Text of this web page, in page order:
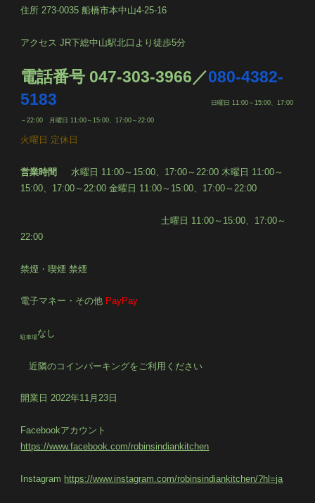
住所 273-0035船橋市本中山4-25-16
アクセスJR下総中山駅北口より徒歩5分
電話番号 047-303-3966／080-4382-
5183
日曜日11:00 ～15:00、17:00
～22:00 月曜日11:00 ～15:00、17:00 ～22:00
火曜日 定休日
営業時間 水曜日 11:00～ 15:00 17:00～ 22:00 木曜日 11:00～
15:00
17:00～ 22:00金曜日 11:00～ 15:00 17:00～ 22:00
土曜日 11:00～ 15:00 17:00～
22:00
禁煙・喫煙 禁煙
電子マネー・その他 PayPay
駐車場なし
近隣のコインパーキングをご利用ください
開業日2022年11月23 日
Facebookアカウント
https://www.facebook.com/robinsindiankitchen
Instagram https://www.instagram.com/robinsindiankitchen/?hl=ja